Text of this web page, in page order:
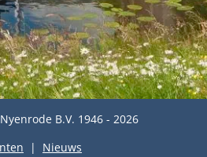
B.V. 1946 - 2026
Nieuws